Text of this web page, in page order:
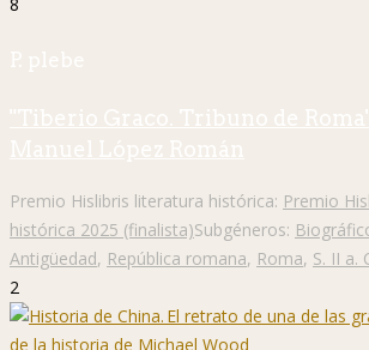
P. plebe
"Tiberio Graco. Tribuno de
Manuel López Román
Premio Hislibris literatura histórica: Premio
histórica 2025 (finalista)Subgéneros:
Antigüedad, República romana, Roma, S. II a.
2